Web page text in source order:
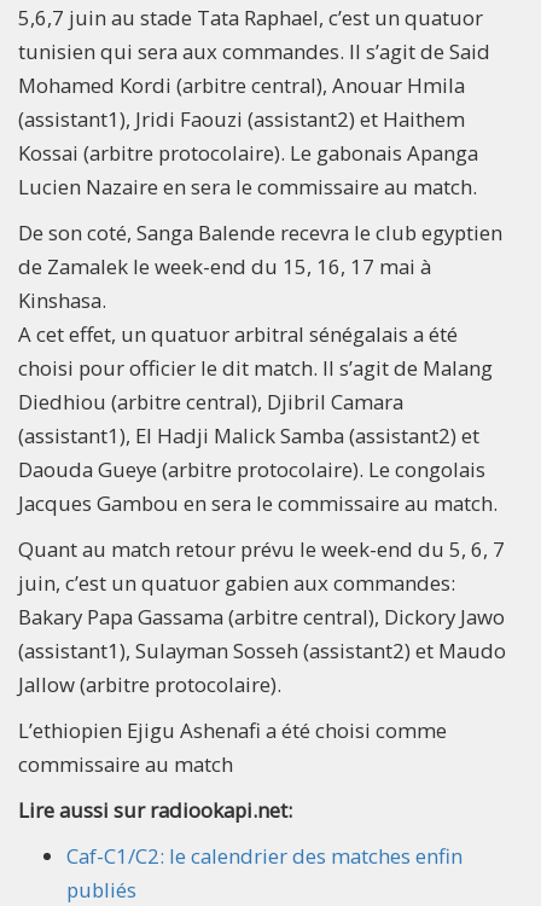
5,6,7 juin au stade Tata Raphael, c’est un quatuor
tunisien qui sera aux commandes. Il s’agit de Said
Mohamed Kordi (arbitre central), Anouar Hmila
(assistant1), Jridi Faouzi (assistant2) et Haithem
Kossai (arbitre protocolaire). Le gabonais Apanga
Lucien Nazaire en sera le commissaire au match.
De son coté, Sanga Balende recevra le club egyptien
de Zamalek le week-end du 15, 16, 17 mai à
Kinshasa.
A cet effet, un quatuor arbitral sénégalais a été
choisi pour officier le dit match. Il s’agit de Malang
Diedhiou (arbitre central), Djibril Camara
(assistant1), El Hadji Malick Samba (assistant2) et
Daouda Gueye (arbitre protocolaire). Le congolais
Jacques Gambou en sera le commissaire au match.
Quant au match retour prévu le week-end du 5, 6, 7
juin, c’est un quatuor gabien aux commandes:
Bakary Papa Gassama (arbitre central), Dickory Jawo
(assistant1), Sulayman Sosseh (assistant2) et Maudo
Jallow (arbitre protocolaire).
L’ethiopien Ejigu Ashenafi a été choisi comme
commissaire au match
Lire aussi sur radiookapi.net:
Caf-C1/C2: le calendrier des matches enfin
publiés